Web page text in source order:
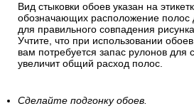
Вид стыковки обоев указан на
обозначающих расположение полос
для правильного совпадения
Учтите, что при использовании
вам потребуется запас рулонов для
увеличит общий расход полос.
Сделайте подгонку обоев.